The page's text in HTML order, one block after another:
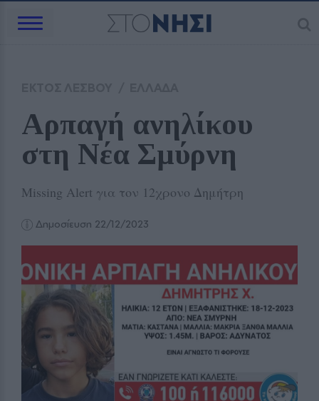
Αρπαγή ανηλίκου
στη Νέα Σμύρνη
Missing Alert για τον 12χρονο Δημήτρη
Δημοσίευση 22/12/2023